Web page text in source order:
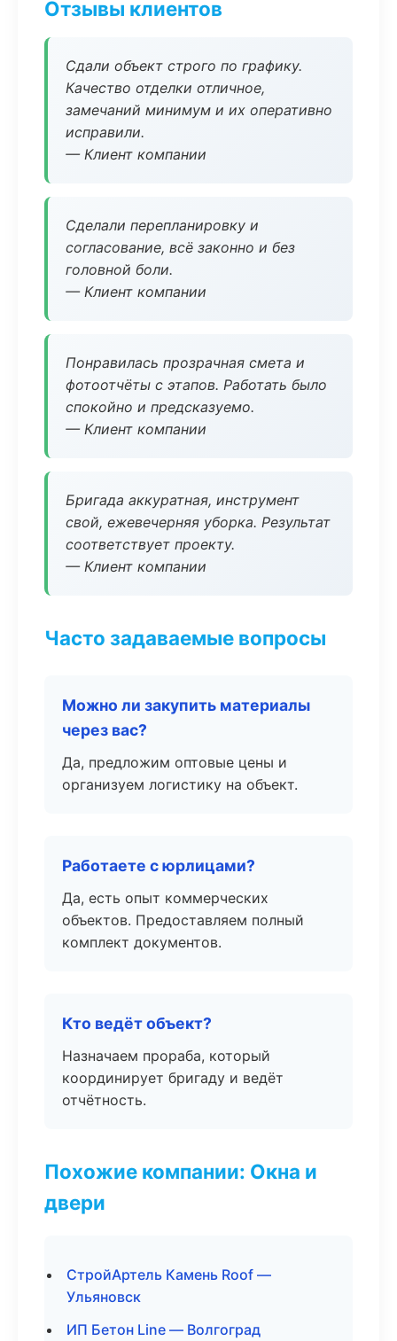
Отзывы клиентов
Сдали объект строго по графику.
Качество отделки отличное,
замечаний минимум и их оперативно
исправили.
— Клиент компании
Сделали перепланировку и
согласование, всё законно и без
головной боли.
— Клиент компании
Понравилась прозрачная смета и
фотоотчёты с этапов. Работать было
спокойно и предсказуемо.
— Клиент компании
Бригада аккуратная, инструмент
свой, ежевечерняя уборка. Результат
соответствует проекту.
— Клиент компании
Часто задаваемые вопросы
Можно ли закупить материалы
через вас?
Да, предложим оптовые цены и
организуем логистику на объект.
Работаете с юрлицами?
Да, есть опыт коммерческих
объектов. Предоставляем полный
комплект документов.
Кто ведёт объект?
Назначаем прораба, который
координирует бригаду и ведёт
отчётность.
Похожие компании: Окна и
двери
СтройАртель Камень Roof —
Ульяновск
ИП Бетон Line — Волгоград